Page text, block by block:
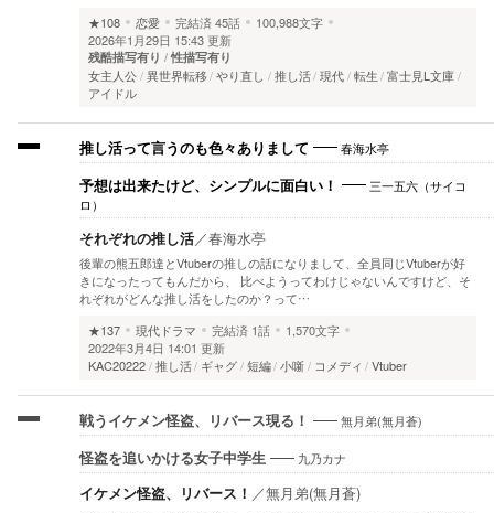
★108
恋愛 完結済45話
100,988文字
2026年1月29日 15:43 更新
残酷描写有り 性描写有り
女主人公 異世界転移 やり直し 推し活 現代 転生 富士見L文庫
アイドル
推し活って言うのも色々ありまして 春海水亭
予想は出来たけど、シンプルに面白い！
三一五六（サイコ
ロ）
それぞれの推し活／春海水亭
後輩の熊五郎達とVtuberの推しの話になりまして、全員同じVtuberが好
きになったってもんだから、 比べようってわけじゃないんですけど、そ
れぞれがどんな推し活をしたのか？って…
★137
現代ドラマ 完結済 1話
1,570文字
2022年3月4日 14:01 更新
KAC20222 推し活 ギャグ 短編 小噺 コメディ Vtuber
戦うイケメン怪盗、リバース現る！ 無月弟(無月蒼)
怪盗を追いかける女子中学生 九乃カナ
イケメン怪盗、リバース！ ／無月弟(無月蒼)